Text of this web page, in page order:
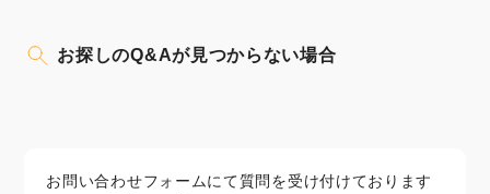
お探しのQ&Aが見つからない場合
お問い合わせフォームにて質問を受け付けております